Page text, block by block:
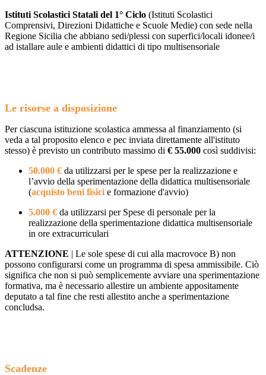
Istituti Scolastici Statali del 1° Ciclo (Istituti Scolastici
Comprensivi, Direzioni Didattiche e Scuole Medie) con sede nella
Regione Sicilia che abbiano sedi/plessi con superfici/locali idonee/i
ad istallare aule e ambienti didattici di tipo multisensoriale
Le risorse a disposizione
Per ciascuna istituzione scolastica ammessa al finanziamento (si
veda a tal proposito elenco e pec inviata direttamente all'istituto
stesso) è previsto un contributo massimo di € 55.000 così suddivisi:
50.000 € da utilizzarsi per le spese per la realizzazione e
l’avvio della sperimentazione della didattica multisensoriale
(acquisto beni fisici e formazione d'avvio)
5.000 € da utilizzarsi per Spese di personale per la
realizzazione della sperimentazione didattica multisensoriale
in ore extracurriculari
ATTENZIONE | Le sole spese di cui alla macrovoce B) non
possono configurarsi come un programma di spesa ammissibile. Ciò
significa che non si può semplicemente avviare una sperimentazione
formativa, ma è necessario allestire un ambiente appositamente
deputato a tal fine che resti allestito anche a sperimentazione
concludsa.
Scadenze